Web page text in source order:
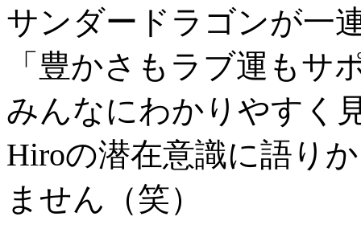
サンダードラゴンが一
「豊かさもラブ運もサ
みんなにわかりやすく
Hiroの潜在意識に語り
ません（笑）